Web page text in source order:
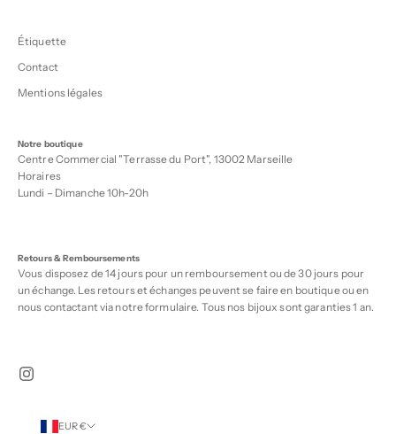
Étiquette
Contact
Mentions légales
Notre boutique
Centre Commercial "Terrasse du Port", 13002 Marseille
Horaires
Lundi – Dimanche 10h-20h
Retours & Remboursements
Vous disposez de 14 jours pour un remboursement ou de 30 jours pour
un échange. Les retours et échanges peuvent se faire en boutique ou en
nous contactant via notreformulaire. Tous nos bijoux sont garanties 1 an.
EUR €